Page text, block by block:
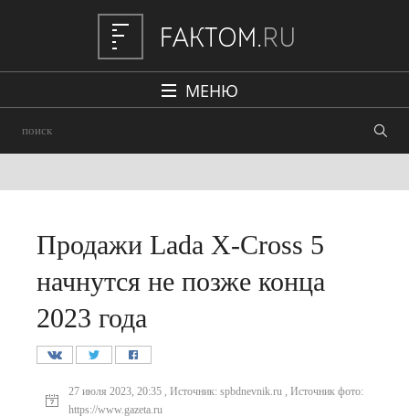
МЕНЮ
Авто
Продажи Lada X-Cross 5
начнутся не позже конца
2023 года
27 июля 2023, 20:35 , Источник: spbdnevnik.ru , Источник фото:
https://www.gazeta.ru